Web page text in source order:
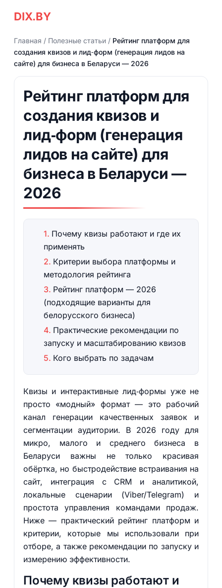
DIX.BY
Главная / Полезные статьи/ Рейтинг платформ для
создания квизов и лид‑форм (генерация лидов на
сайте) для бизнеса в Беларуси — 2026
Рейтинг платформ для
создания квизов и
лид‑форм (генерация
лидов на сайте) для
бизнеса в Беларуси —
2026
Почему квизы работают и где их
применять
Критерии выбора платформы и
методология рейтинга
Рейтинг платформ — 2026
(подходящие варианты для
белорусского бизнеса)
Практические рекомендации по
запуску и масштабированию квизов
Кого выбрать по задачам
Квизы и интерактивные лид‑формы уже не
просто «модный» формат — это рабочий
канал генерации качественных заявок и
сегментации аудитории. В 2026 году для
микро, малого и среднего бизнеса в
Беларуси важны не только красивая
обёртка, но быстродействие встраивания на
сайт, интеграция с CRM и аналитикой,
локальные сценарии (Viber/Telegram) и
простота управления командами продаж.
Ниже — практический рейтинг платформ и
критерии, которые мы использовали при
отборе, а также рекомендации по запуску и
измерению эффективности.
Почему квизы работают и